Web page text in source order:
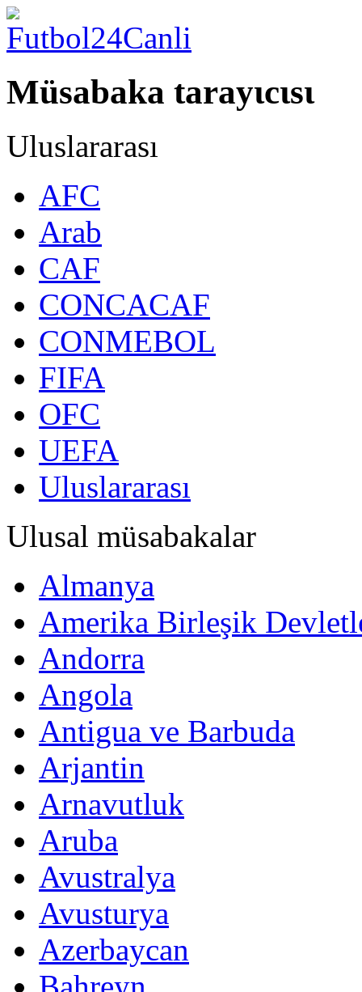
Müsabaka tarayιcιsι
Uluslararası
AFC
Arab
CAF
CONCACAF
CONMEBOL
FIFA
OFC
UEFA
Uluslararası
Ulusal müsabakalar
Almanya
Amerika Birleşik
Andorra
Angola
Antigua ve Barbuda
Arjantin
Arnavutluk
Aruba
Avustralya
Avusturya
Azerbaycan